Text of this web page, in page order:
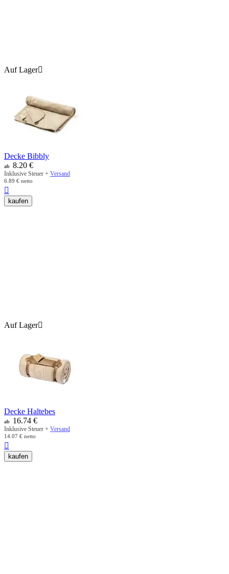
Auf Lager
Decke Bibbly
ab 8.20 €
Inklusive Steuer + Versand
6.89 € netto

kaufen
Auf Lager
Decke Haltebes
ab 16.74 €
Inklusive Steuer + Versand
14.07 € netto

kaufen